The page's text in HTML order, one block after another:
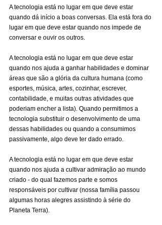
A tecnologia está no lugar em que deve estar
quando dá início a boas conversas. Ela está fora do
lugar em que deve estar quando nos impede de
conversar e ouvir os outros.
A tecnologia está no lugar em que deve estar
quando nos ajuda a ganhar habilidades e dominar
áreas que são a glória da cultura humana (como
esportes, música, artes, cozinhar, escrever,
contabilidade, e muitas outras atividades que
poderiam encher a lista). Quando permitimos a
tecnologia substituir o desenvolvimento de uma
dessas habilidades ou quando a consumimos
passivamente, algo deve ter dado errado.
A tecnologia está no lugar em que deve estar
quando nos ajuda a cultivar admiração ao mundo
criado - do qual fazemos parte e somos
responsáveis por cultivar (nossa família passou
algumas horas alegres assistindo à série do
Planeta Terra).